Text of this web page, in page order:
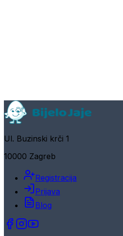
Ul. Buzinski krči 1
10000 Zagreb
Registracija
Prijava
Blog